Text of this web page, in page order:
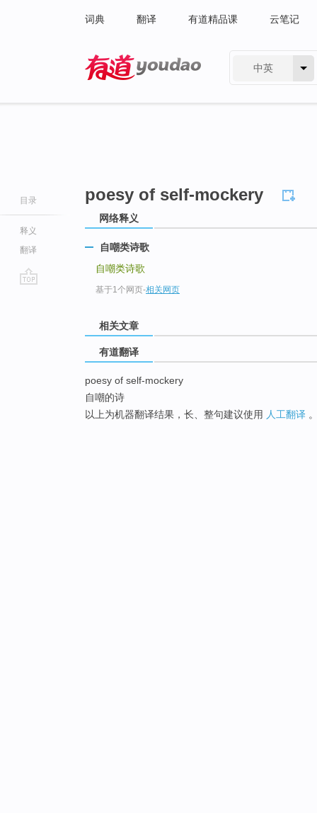
词典 翻译 有道精品课 云笔记
中英
目录
释义
翻译
poesy of self-mockery
网络释义
自嘲类诗歌
自嘲类诗歌
基于1个网页-相关网页
相关文章
有道翻译
poesy of self-mockery
自嘲的诗
以上为机器翻译结果，长、整句建议使用 人工翻译